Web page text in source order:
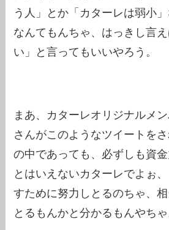
う人」とか「カターレは弱小
なんてもんちゃ、はっきし言
い」と言ってもいいやろう。
まあ、カターレオリジナルメ
さんがこのようなツイートを
の中であっても、必ずしも資
とはいえないカターレでよぉ
すために努力しとるのちゃ、
とるもんかと分かるもんやちゃ